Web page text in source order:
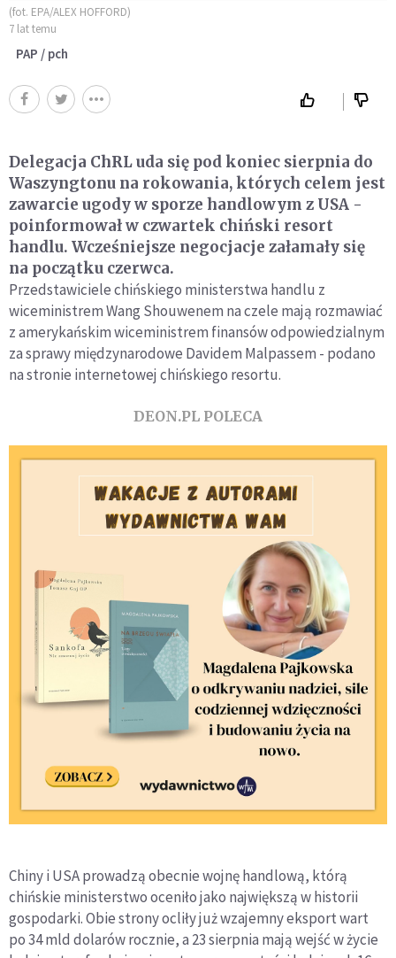
(fot. EPA/ALEX HOFFORD)
7 lat temu
PAP / pch
Delegacja ChRL uda się pod koniec sierpnia do
Waszyngtonu na rokowania, których celem jest
zawarcie ugody w sporze handlowym z USA -
poinformował w czwartek chiński resort
handlu. Wcześniejsze negocjacje załamały się
na początku czerwca.
Przedstawiciele chińskiego ministerstwa handlu z
wiceministrem Wang Shouwenem na czele mają rozmawiać
z amerykańskim wiceministrem finansów odpowiedzialnym
za sprawy międzynarodowe Davidem Malpassem - podano
na stronie internetowej chińskiego resortu.
DEON.PL POLECA
Chiny i USA prowadzą obecnie wojnę handlową, którą
chińskie ministerstwo oceniło jako największą w historii
gospodarki. Obie strony ocliły już wzajemny eksport wart
po 34 mld dolarów rocznie, a 23 sierpnia mają wejść w życie